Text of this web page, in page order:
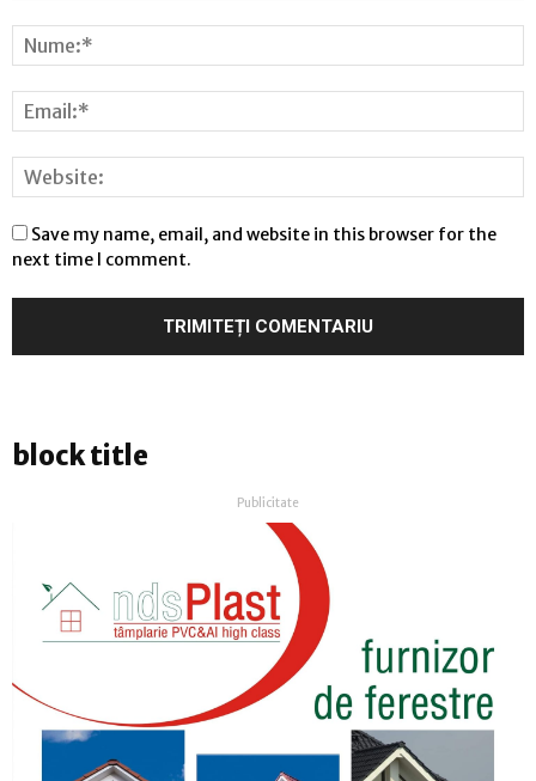
Save my name, email, and website in this browser for the
next time I comment.
block title
Publicitate